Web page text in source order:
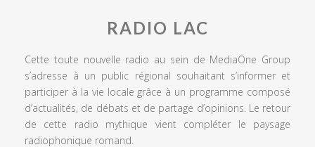
RADIO LAC
Cette toute nouvelle radio au sein de MediaOne Group
s’adresse à un public régional souhaitant s’informer et
participer à la vie locale grâce à un programme composé
d’actualités, de débats et de partage d’opinions. Le retour
de cette radio mythique vient compléter le paysage
radiophonique romand.